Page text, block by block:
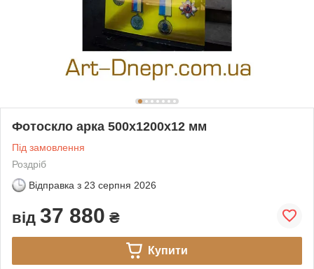
Фотоскло арка 500х1200х12 мм
Під замовлення
Роздріб
Відправка з 23 серпня 2026
від 37 880 ₴
Купити